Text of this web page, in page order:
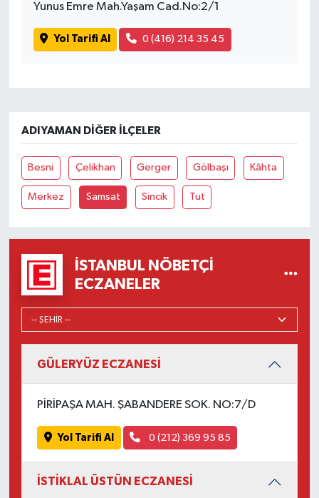
Yunus Emre Mah.Yaşam Cad.No:2/1
Yol Tarifi Al 0 (416) 214 35 45
ADIYAMAN DIĞER İLÇELER
Besni Çelikhan Gerger Gölbaşı Kâhta
Merkez Samsat Sincik Tut
İSTANBUL NÖBETÇI
ECZANELER
GÜLERYÜZ ECZANESİ
PİRİPAŞA MAH. ŞABANDERE SOK. NO:7/D
Yol Tarifi Al 0 (212) 369 95 85
İSTİKLAL ÜSTÜN ECZANESİ